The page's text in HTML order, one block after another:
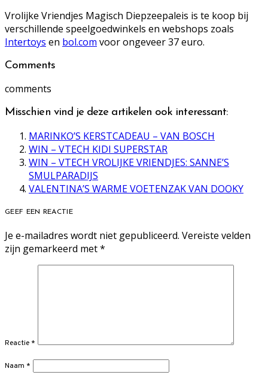
Vrolijke Vriendjes Magisch Diepzeepaleis is te koop bij
verschillende speelgoedwinkels en webshops zoals
Intertoys en bol.com voor ongeveer 37 euro.
Comments
comments
Misschien vind je deze artikelen ook interessant:
MARINKO’S KERSTCADEAU – VAN BOSCH
WIN – VTECH KIDI SUPERSTAR
WIN – VTECH VROLIJKE VRIENDJES: SANNE’S
SMULPARADIJS
VALENTINA’S WARME VOETENZAK VAN DOOKY
GEEF EEN REACTIE
Je e-mailadres wordt niet gepubliceerd. Vereiste velden
zijn gemarkeerd met*
Reactie *
Naam *